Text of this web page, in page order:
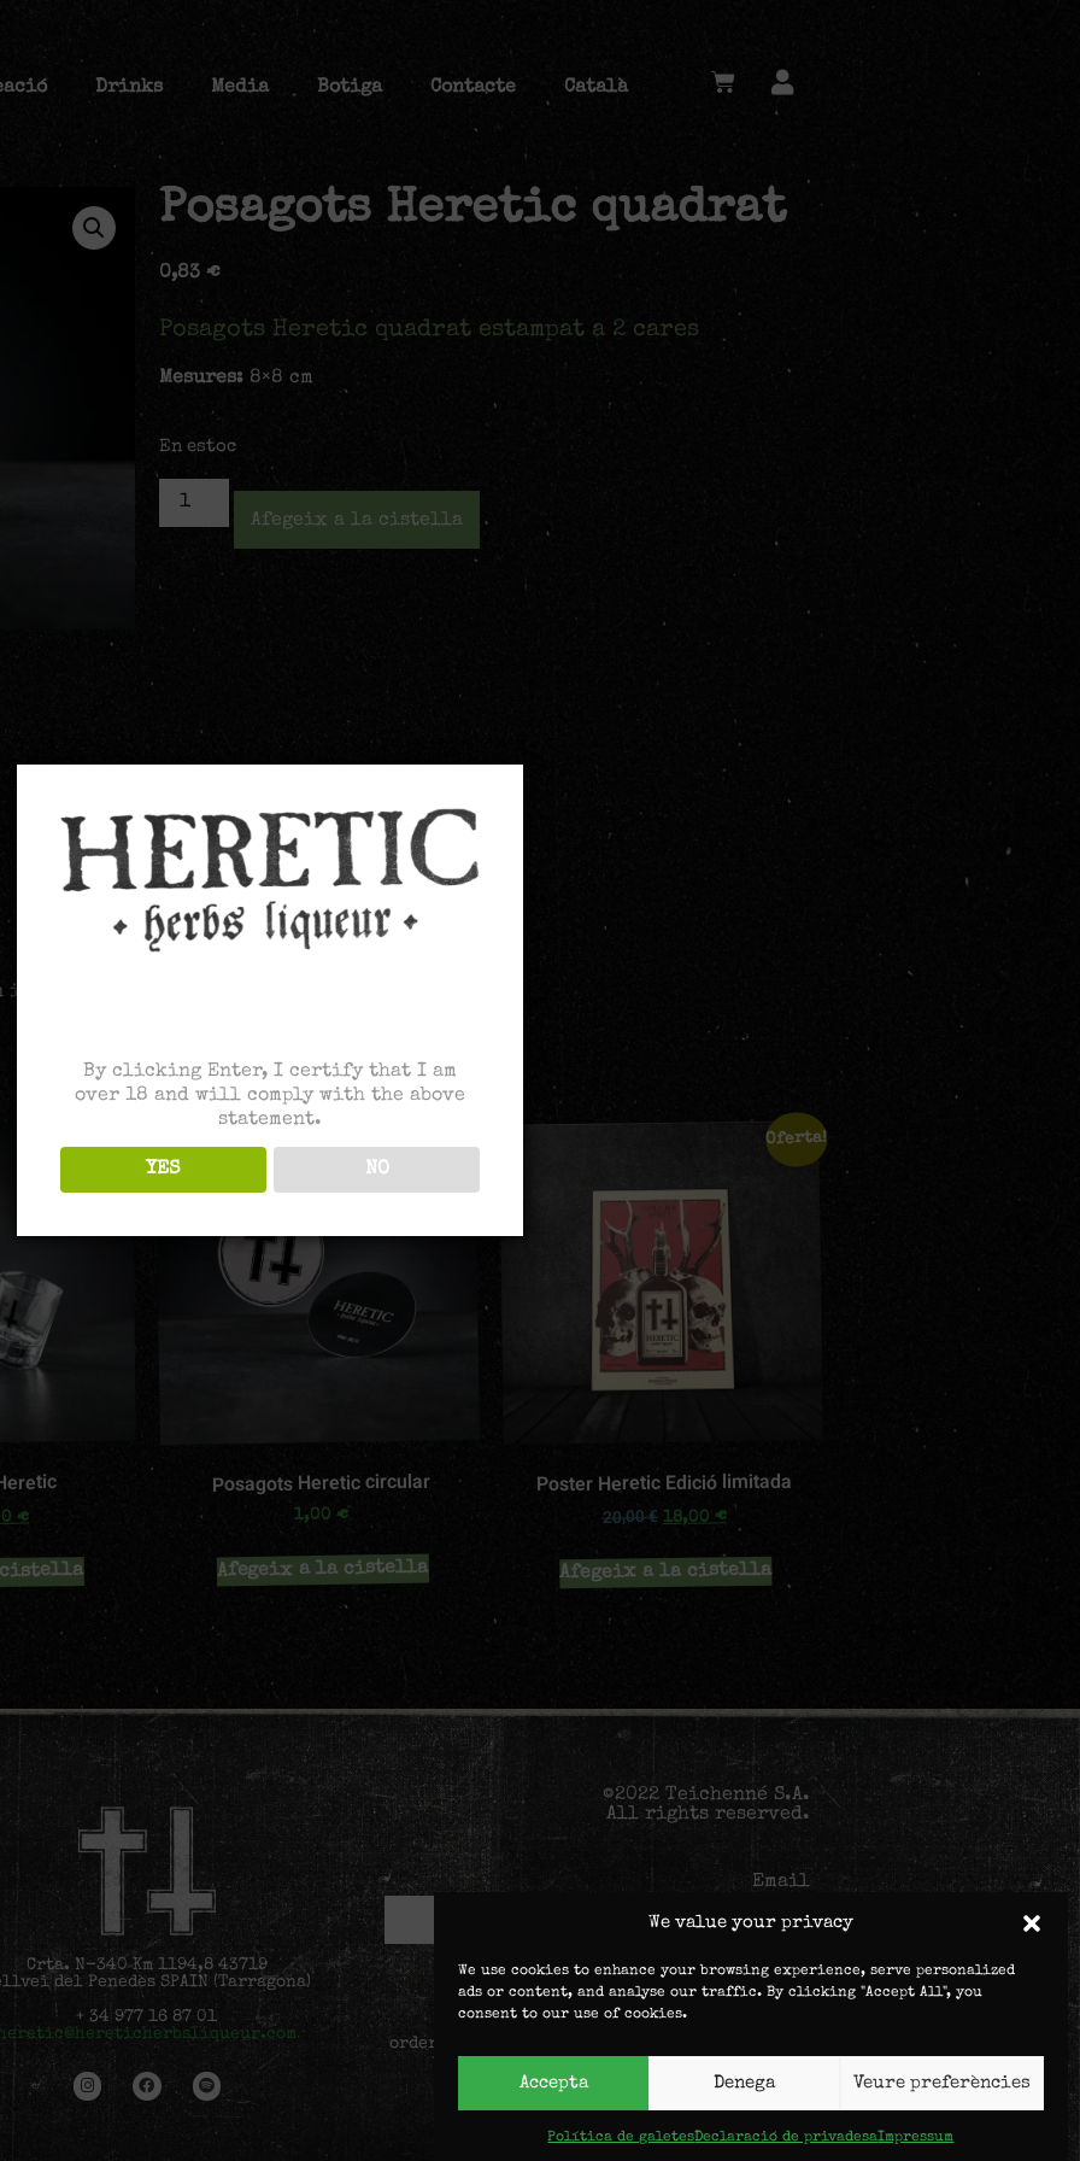
We value your privacy
We use cookies to enhance your browsing experience, serve personalized
ads or content, and analyse our traffic. By clicking "Accept All", you
consent to our use of cookies.
Accepta Denega Veure preferències
Política de galetesDeclaració de privadesaImpressum
Drinks Media Botiga Contacte Català
Posagots Heretic quadrat
0,83 €
Posagots Heretic quadrat estampat a 2 cares
Mesures: 8×8 cm
En estoc
Afegeix a la cistella
identificat poden deixar una ressenya.
€
cistella
Posagots Heretic circular
1,00€
Afegeix a la cistella
Oferta!
Poster Heretic Edició limitada
20,00€ 18,00€
Afegeix a la cistella
Crta. N-340 Km 1194,8 43719
del Penedès SPAIN (Tarragona)
+ 34 977 16 87 01
heretic@hereticherbsliqueur.com
©2022 Teichenné S.A.
All rights reserved.
Email
order, improve user experience throughout this
web and other purposes detailed inprivacy
policy
By clicking Enter, I certify that I am
over 18 and will comply with the above
statement.
YES NO